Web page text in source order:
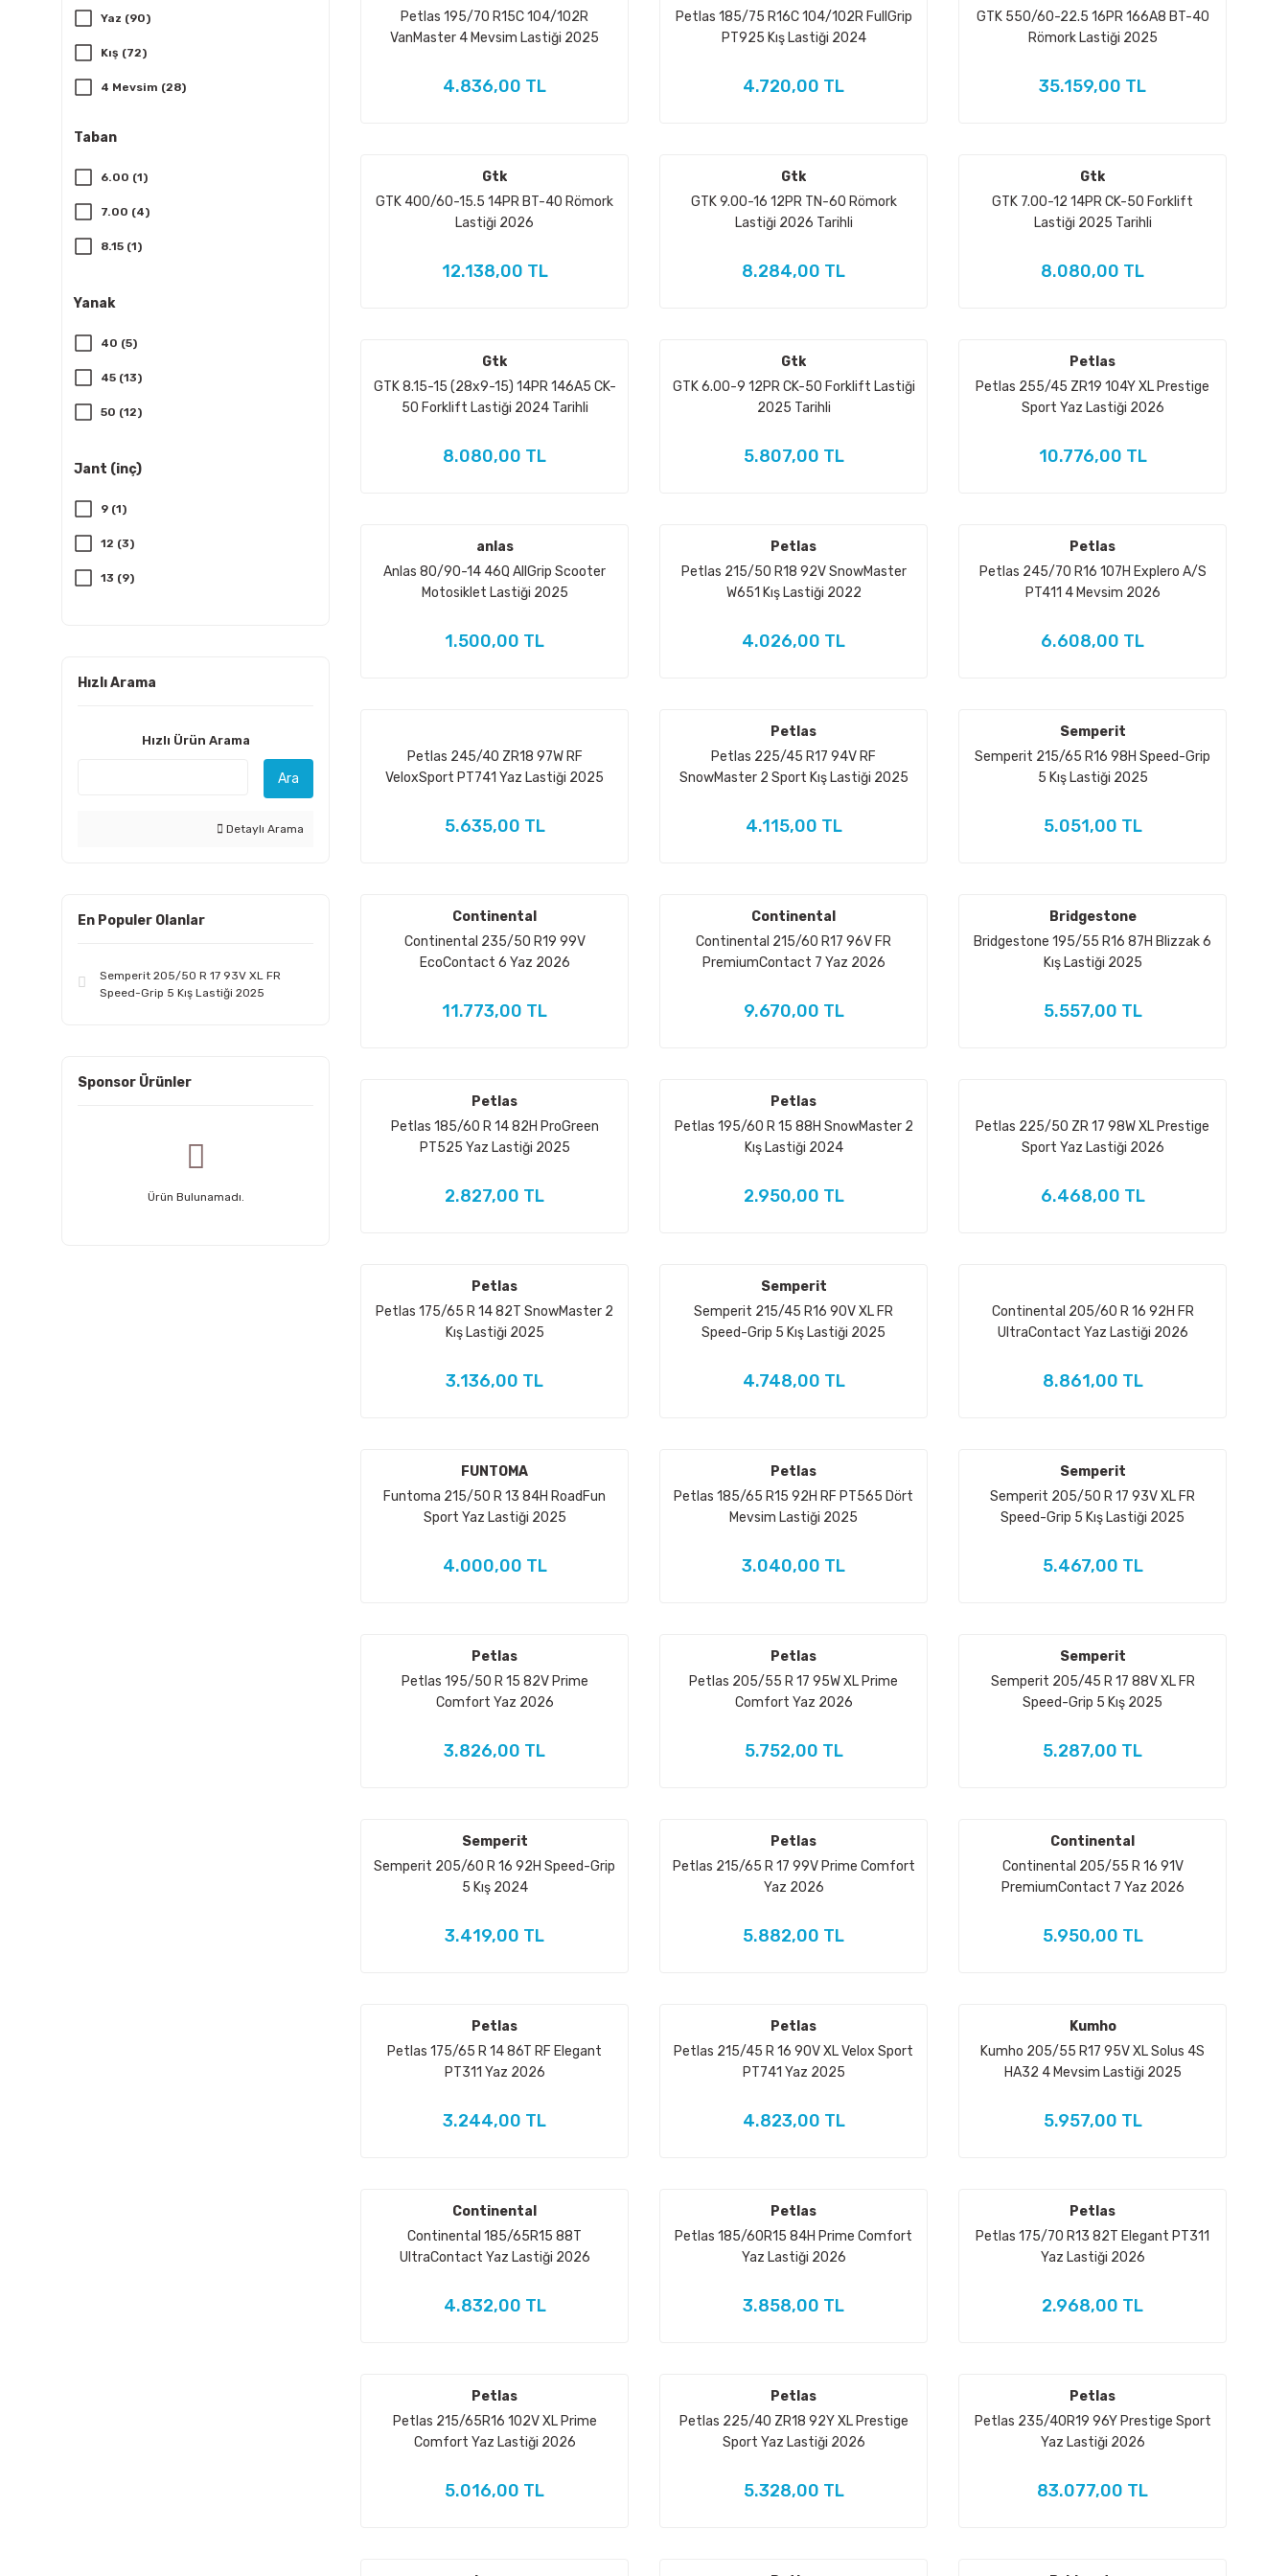
Lassa (7)
Kumho (6)
Bridgestone (3)
Starmaxx (1)
Yaz (90)
Kış (72)
4 Mevsim (28)
Taban
6.00 (1)
7.00 (4)
8.15 (1)
155 (5)
175 (14)
185 (24)
Yanak
40 (5)
45 (13)
50 (12)
65 (45)
70 (15)
75 (18)
Jant (inç)
9 (1)
12 (3)
13 (9)
15.5 (1)
22,5 (8)
Hızlı Arama
Hızlı Ürün Arama
Ara
Detaylı Arama
En Populer Olanlar
Semperit 205/50 R 17 93V XL FR
Speed-Grip 5 Kış Lastiği 2025
Sponsor Ürünler
Ürün Bulunamadı.
Petlas 195/70 R15C 104/102R
VanMaster 4 Mevsim Lastiği 2025
4.836,00 TL
Petlas 185/75 R16C 104/102R FullGrip
PT925 Kış Lastiği 2024
4.720,00 TL
GTK 550/60-22.5 16PR 166A8 BT-40
Römork Lastiği 2025
35.159,00 TL
Gtk
GTK 400/60-15.5 14PR BT-40 Römork
Lastiği 2026
12.138,00 TL
Gtk
GTK 9.00-16 12PR TN-60 Römork
Lastiği 2026 Tarihli
8.284,00 TL
Gtk
GTK 7.00-12 14PR CK-50 Forklift
Lastiği 2025 Tarihli
8.080,00 TL
Gtk
GTK 8.15-15 (28x9-15) 14PR 146A5 CK-
50 Forklift Lastiği 2024 Tarihli
8.080,00 TL
Gtk
GTK 6.00-9 12PR CK-50 Forklift Lastiği
2025 Tarihli
5.807,00 TL
Petlas
Petlas 255/45 ZR19 104Y XL Prestige
Sport Yaz Lastiği 2026
10.776,00 TL
anlas
Anlas 80/90-14 46Q AllGrip Scooter
Motosiklet Lastiği 2025
1.500,00 TL
Petlas
Petlas 215/50 R18 92V SnowMaster
W651 Kış Lastiği 2022
4.026,00 TL
Petlas
Petlas 245/70 R16 107H Explero A/S
PT411 4 Mevsim 2026
6.608,00 TL
Petlas 245/40 ZR18 97W RF
VeloxSport PT741 Yaz Lastiği 2025
5.635,00 TL
Petlas
Petlas 225/45 R17 94V RF
SnowMaster 2 Sport Kış Lastiği 2025
4.115,00 TL
Semperit
Semperit 215/65 R16 98H Speed-Grip
5 Kış Lastiği 2025
5.051,00 TL
Continental
Continental 235/50 R19 99V
EcoContact 6 Yaz 2026
11.773,00 TL
Continental
Continental 215/60 R17 96V FR
PremiumContact 7 Yaz 2026
9.670,00 TL
Bridgestone
Bridgestone 195/55 R16 87H Blizzak 6
Kış Lastiği 2025
5.557,00 TL
Petlas
Petlas 185/60 R 14 82H ProGreen
PT525 Yaz Lastiği 2025
2.827,00 TL
Petlas
Petlas 195/60 R 15 88H SnowMaster 2
Kış Lastiği 2024
2.950,00 TL
Petlas 225/50 ZR 17 98W XL Prestige
Sport Yaz Lastiği 2026
6.468,00 TL
Petlas
Petlas 175/65 R 14 82T SnowMaster 2
Kış Lastiği 2025
3.136,00 TL
Semperit
Semperit 215/45 R16 90V XL FR
Speed-Grip 5 Kış Lastiği 2025
4.748,00 TL
Continental 205/60 R 16 92H FR
UltraContact Yaz Lastiği 2026
8.861,00 TL
FUNTOMA
Funtoma 215/50 R 13 84H RoadFun
Sport Yaz Lastiği 2025
4.000,00 TL
Petlas
Petlas 185/65 R15 92H RF PT565 Dört
Mevsim Lastiği 2025
3.040,00 TL
Semperit
Semperit 205/50 R 17 93V XL FR
Speed-Grip 5 Kış Lastiği 2025
5.467,00 TL
Petlas
Petlas 195/50 R 15 82V Prime
Comfort Yaz 2026
3.826,00 TL
Petlas
Petlas 205/55 R 17 95W XL Prime
Comfort Yaz 2026
5.752,00 TL
Semperit
Semperit 205/45 R 17 88V XL FR
Speed-Grip 5 Kış 2025
5.287,00 TL
Semperit
Semperit 205/60 R 16 92H Speed-Grip
5 Kış 2024
3.419,00 TL
Petlas
Petlas 215/65 R 17 99V Prime Comfort
Yaz 2026
5.882,00 TL
Continental
Continental 205/55 R 16 91V
PremiumContact 7 Yaz 2026
5.950,00 TL
Petlas
Petlas 175/65 R 14 86T RF Elegant
PT311 Yaz 2026
3.244,00 TL
Petlas
Petlas 215/45 R 16 90V XL Velox Sport
PT741 Yaz 2025
4.823,00 TL
Kumho
Kumho 205/55 R17 95V XL Solus 4S
HA32 4 Mevsim Lastiği 2025
5.957,00 TL
Continental
Continental 185/65R15 88T
UltraContact Yaz Lastiği 2026
4.832,00 TL
Petlas
Petlas 185/60R15 84H Prime Comfort
Yaz Lastiği 2026
3.858,00 TL
Petlas
Petlas 175/70 R13 82T Elegant PT311
Yaz Lastiği 2026
2.968,00 TL
Petlas
Petlas 215/65R16 102V XL Prime
Comfort Yaz Lastiği 2026
5.016,00 TL
Petlas
Petlas 225/40 ZR18 92Y XL Prestige
Sport Yaz Lastiği 2026
5.328,00 TL
Petlas
Petlas 235/40R19 96Y Prestige Sport
Yaz Lastiği 2026
83.077,00 TL